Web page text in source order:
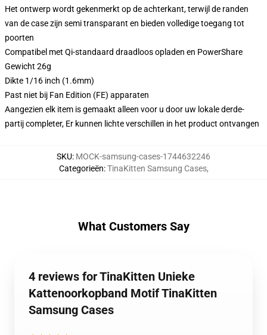
Het ontwerp wordt gekenmerkt op de achterkant, terwijl de randen
van de case zijn semi transparant en bieden volledige toegang tot
poorten
Compatibel met Qi-standaard draadloos opladen en PowerShare
Gewicht 26g
Dikte 1/16 inch (1.6mm)
Past niet bij Fan Edition (FE) apparaten
Aangezien elk item is gemaakt alleen voor u door uw lokale derde-
partij completer, Er kunnen lichte verschillen in het product ontvangen
SKU: MOCK-samsung-cases-1744632246
Categorieën:TinaKitten Samsung Cases,
What Customers Say
4 reviews for TinaKitten Unieke
Kattenoorkopband Motif TinaKitten
Samsung Cases